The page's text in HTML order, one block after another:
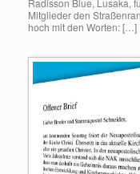
Mitglieder den
hoch mit den Worten: […]